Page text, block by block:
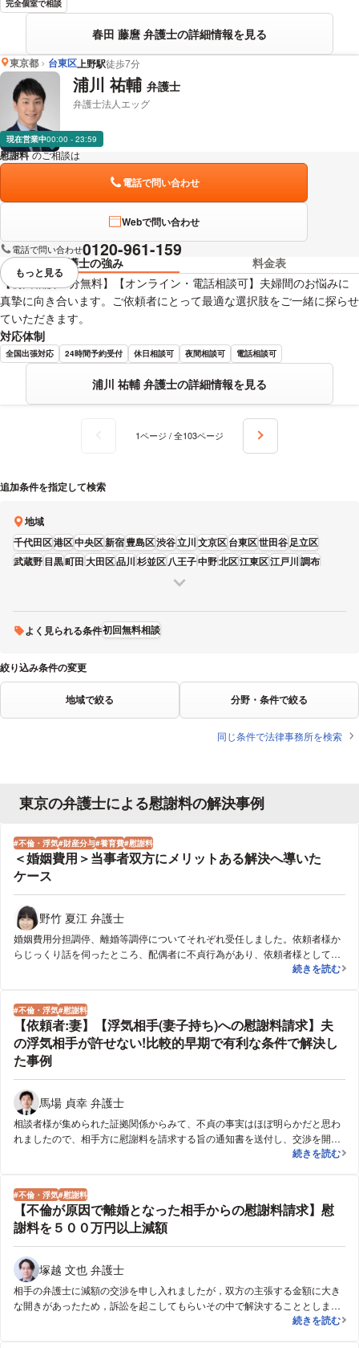
完全個室で相談
春田 藤麿 弁護士の詳細情報を見る
東京都 台東区 上野駅徒歩7分
浦川 祐輔 弁護士
弁護士法人エッグ
現在営業中00:00 - 23:59
慰謝料 のご相談は
電話で問い合わせ
Webで問い合わせ
電話で問い合わせ0120-961-159
弁護士の強み
料金表
【初回相談30分無料】【オンライン・電話相談可】夫婦間のお悩みに
真摯に向き合います。ご依頼者にとって最適な選択肢をご一緒に探らせ
ていただきます。
対応体制
全国出張対応 24時間予約受付 休日相談可 夜間相談可 電話相談可
浦川 祐輔 弁護士の詳細情報を見る
視覚的に省略されている要素を
もっと見る
1ページ / 全103ページ
追加条件を指定して検索
地域
千代田区港区中央区新宿豊島区渋谷立川文京区台東区世田谷足立区
武蔵野目黒町田大田区品川杉並区八王子中野北区江東区江戸川調布
多摩
よく見られる条件初回無料相談
絞り込み条件の変更
地域で絞る 分野・条件で絞る
同じ条件で法律事務所を検索
東京の弁護士による慰謝料の解決事例
不倫・浮気 財産分与 養育費 慰謝料
＜婚姻費用＞当事者双方にメリットある解決へ導いた
ケース
野竹 夏江 弁護士
婚姻費用分担調停、離婚等調停についてそれぞれ受任しました。依頼者様か
らじっくり話を伺ったところ、配偶者に不貞行為があり、依頼者様としても
配偶者とやり直したいという気持ちはそれほどないけれども、離婚後の経済
自宅を依頼主の名義にし、子らにかかる予想学費等を含めて養育費を定める
ことで、離婚に応じることにしました。
＜婚姻費用＞
続きを読む
不倫・浮気 慰謝料
【依頼者:妻】【浮気相手(妻子持ち)への慰謝料請求】夫
の浮気相手が許せない!比較的早期で有利な条件で解決し
た事例
馬場 貞幸 弁護士
相談者様が集められた証拠関係からみて、不貞の事実はほぼ明らかだと思わ
れましたので、相手方に慰謝料を請求する旨の通知書を送付し、交渉を開始
しました。当初は、相手方は金銭的に余裕がないとのことでしたが、交渉の
【依頼者:妻】
続きを読む
不倫・浮気 慰謝料
【不倫が原因で離婚となった相手からの慰謝料請求】慰
謝料を５００万円以上減額
塚越 文也 弁護士
相手の弁護士に減額の交渉を申し入れましたが，双方の主張する金額に大き
な開きがあったため，訴訟を起こしてもらいその中で解決することとしまし
た。最終的には裁判官からの慰謝料額についての心証開示もあり，こちらの
【不倫が原因
続きを読む